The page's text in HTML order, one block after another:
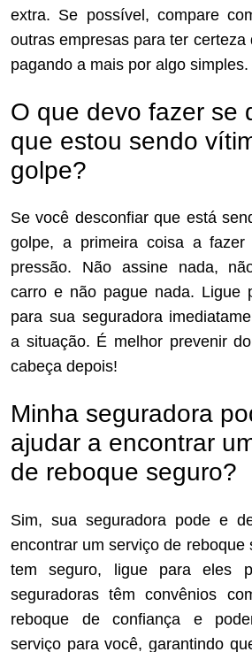
extra. Se possível, compare
outras empresas para ter certeza
pagando a mais por algo simples.
O que devo fazer se
que estou sendo
golpe?
Se você desconfiar que está
golpe, a primeira coisa a
pressão. Não assine nada,
carro e não pague nada. Ligue
para sua seguradora
a situação. É melhor prevenir
cabeça depois!
Minha seguradora
ajudar a encontrar
de reboque seguro?
Sim, sua seguradora pode e
encontrar um serviço de reboque
tem seguro, ligue para eles
seguradoras têm convênios
reboque de confiança e
serviço para você, garantindo